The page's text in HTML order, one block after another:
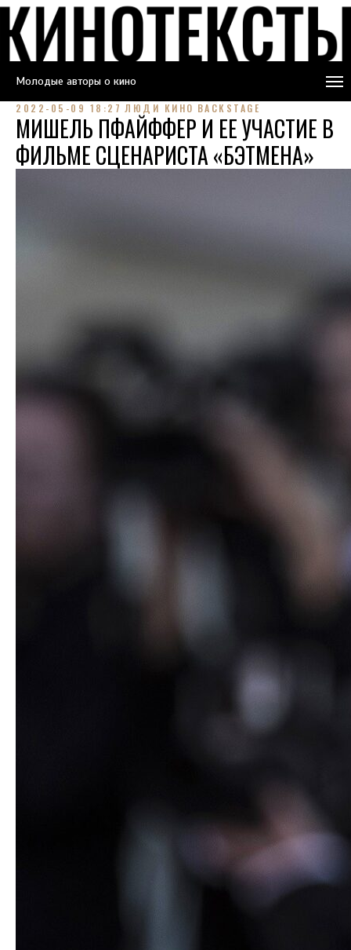
Молодые авторы о кино
2022-05-09 18:27 ЛЮДИ КИНО BACKSTAGE
МИШЕЛЬ ПФАЙФФЕР И ЕЕ УЧАСТИЕ В
ФИЛЬМЕ СЦЕНАРИСТА «БЭТМЕНА»